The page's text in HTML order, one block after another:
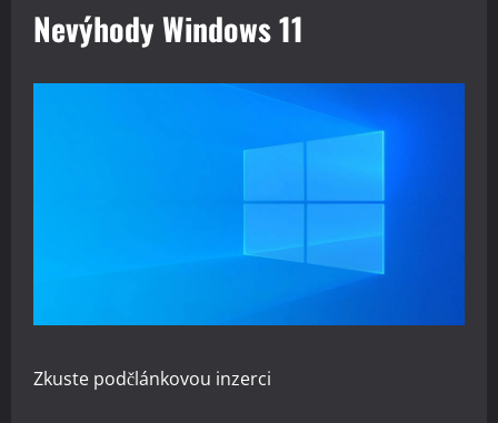
Nevýhody Windows 11
Zkuste podčlánkovou inzerci